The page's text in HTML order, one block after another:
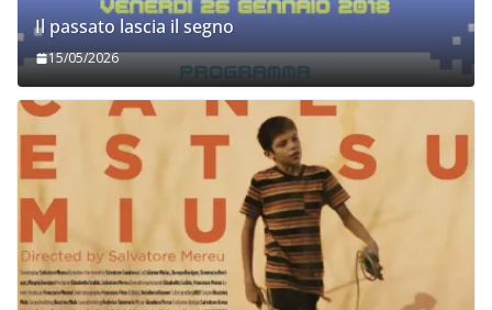
Il passato lascia il segno
15/05/2026